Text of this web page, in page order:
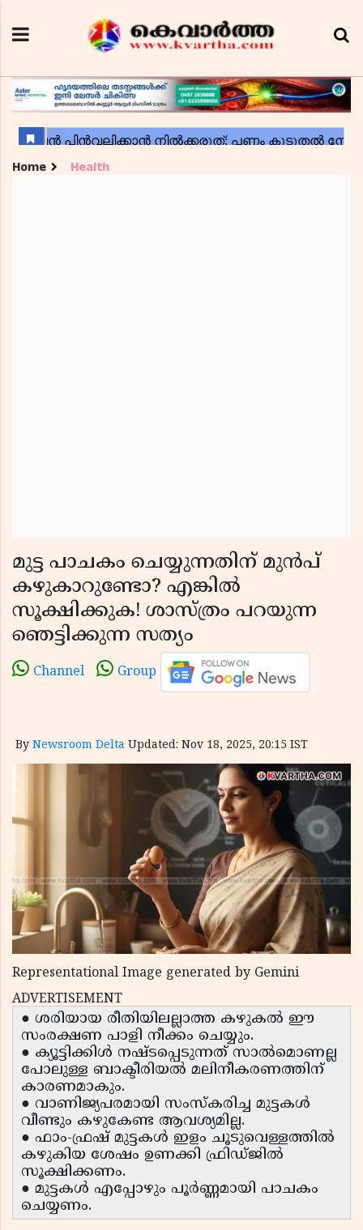
Home Health
മുട്ട പാചകം ചെയ്യുന്നതിന് മുൻപ്
കഴുകാറുണ്ടോ? എങ്കിൽ
സൂക്ഷിക്കുക! ശാസ്ത്രം പറയുന്ന
ഞെട്ടിക്കുന്ന സത്യം
Channel Group
By Newsroom Delta Updated: Nov 18, 2025, 20:15 IST
Representational Image generated by Gemini
ADVERTISEMENT
● ശരിയായ രീതിയിലല്ലാത്ത കഴുകൽ ഈ
സംരക്ഷണ പാളി നീക്കം ചെയ്യും.
● ക്യൂട്ടിക്കിൾ നഷ്ടപ്പെടുന്നത് സാൽമൊണല്ല
പോലുള്ള ബാക്ടീരിയൽ മലിനീകരണത്തിന്
കാരണമാകും.
● വാണിജ്യപരമായി സംസ്കരിച്ച മുട്ടകൾ
വീണ്ടും കഴുകേണ്ട ആവശ്യമില്ല.
● ഫാം-ഫ്രഷ് മുട്ടകൾ ഇളം ചൂടുവെള്ളത്തിൽ
കഴുകിയ ശേഷം ഉണക്കി ഫ്രിഡ്ജിൽ
സൂക്ഷിക്കണം.
● മുട്ടകൾ എപ്പോഴും പൂർണ്ണമായി പാചകം
ചെയ്യണം.